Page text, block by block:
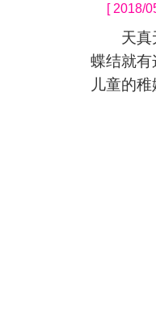
[ 2018/
天真无
蝶结就
儿童的